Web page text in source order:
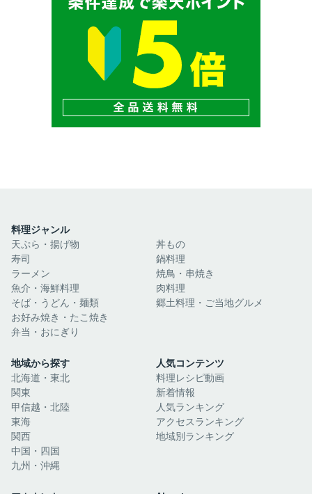
料理ジャンル
天ぷら・揚げ物
寿司
ラーメン
魚介・海鮮料理
そば・うどん・麺類
お好み焼き・たこ焼き
弁当・おにぎり
丼もの
鍋料理
焼鳥・串焼き
肉料理
郷土料理・ご当地グルメ
地域から探す
北海道・東北
関東
甲信越・北陸
東海
関西
中国・四国
九州・沖縄
人気コンテンツ
料理レシピ動画
新着情報
人気ランキング
アクセスランキング
地域別ランキング